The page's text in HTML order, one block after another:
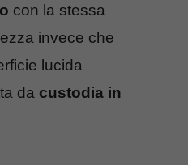
con la stessa
invece che
lucida
da custodia in